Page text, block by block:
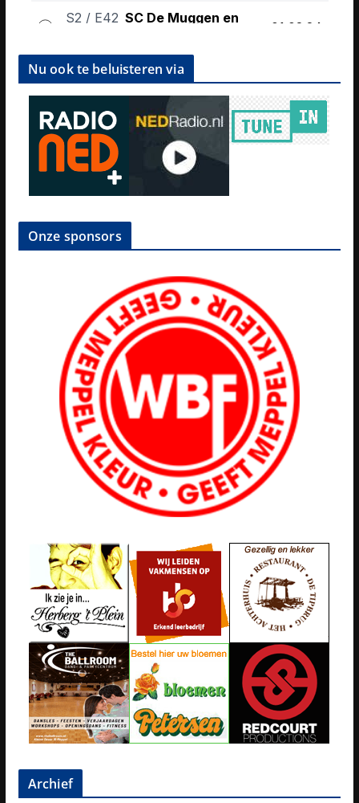
Nu ook te beluisteren via
Onze sponsors
Archief